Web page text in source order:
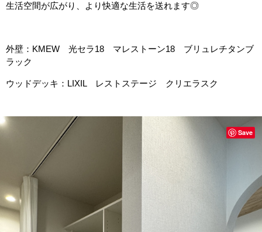
生活空間が広がり、より快適な生活を送れます◎
外壁：KMEW 光セラ18 マレストーン18 ブリュレチタンブ
ラック
ウッドデッキ：LIXIL レストステージ クリエラスク
Save